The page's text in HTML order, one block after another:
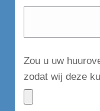
Zou u uw
zodat wij deze